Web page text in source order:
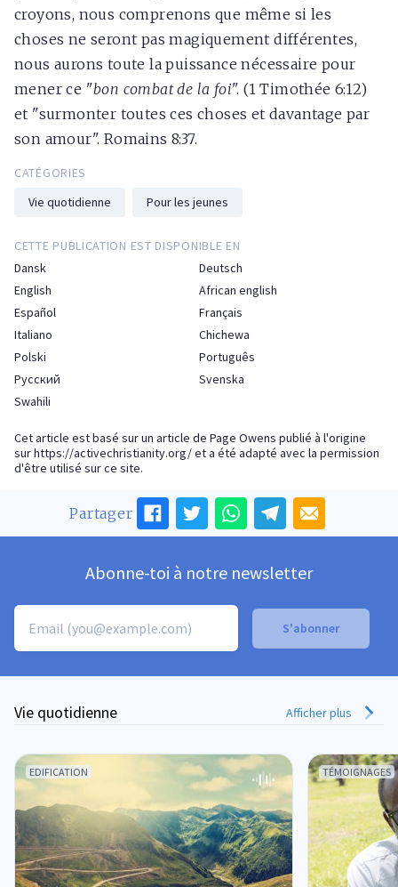
croyons, nous comprenons que même si les
choses ne seront pas magiquement différentes,
nous aurons toute la puissance nécessaire pour
mener ce "bon combat de la foi". (1 Timothée 6:12)
et "surmonter toutes ces choses et davantage par
son amour". Romains 8:37.
CATÉGORIES
Vie quotidienne
Pour les jeunes
CETTE PUBLICATION EST DISPONIBLE EN
Dansk
Deutsch
English
African english
Español
Français
Italiano
Chichewa
Polski
Português
Русский
Svenska
Swahili
Cet article est basé sur un article de Page Owens publié à l'origine
surhttps://activechristianity.org/et a été adapté avec la permission
d'être utilisé sur ce site.
Partager
Abonne-toi à notre newsletter
Vie quotidienne Afficher plus
EDIFICATION TÉMOIGNAGES